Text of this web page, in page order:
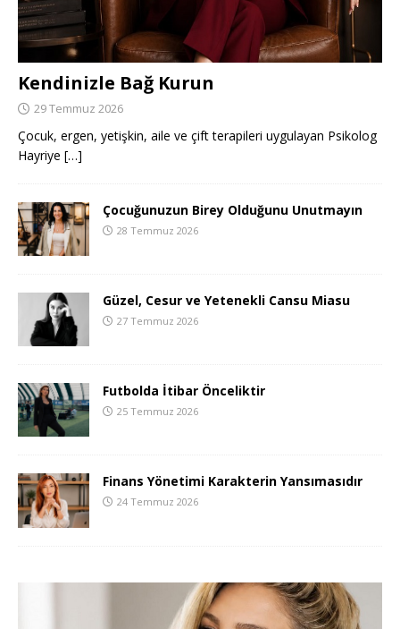
Kendinizle Bağ Kurun
29 Temmuz 2026
Çocuk, ergen, yetişkin, aile ve çift terapileri uygulayan Psikolog
Hayriye […]
Çocuğunuzun Birey Olduğunu Unutmayın
28 Temmuz 2026
Güzel, Cesur ve Yetenekli Cansu Miasu
27 Temmuz 2026
Futbolda İtibar Önceliktir
25 Temmuz 2026
Finans Yönetimi Karakterin Yansımasıdır
24 Temmuz 2026